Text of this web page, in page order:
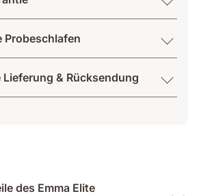
Probeschlafen
Lieferung & Rücksendung
des Emma Elite